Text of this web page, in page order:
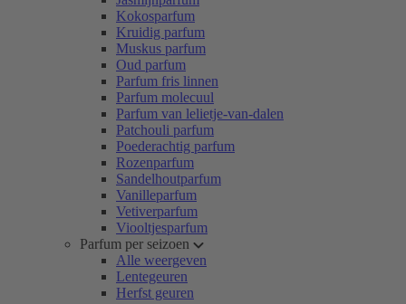
Kokosparfum
Kruidig parfum
Muskus parfum
Oud parfum
Parfum fris linnen
Parfum molecuul
Parfum van lelietje-van-dalen
Patchouli parfum
Poederachtig parfum
Rozenparfum
Sandelhoutparfum
Vanilleparfum
Vetiverparfum
Viooltjesparfum
Parfum per seizoen
Alle weergeven
Lentegeuren
Herfst geuren